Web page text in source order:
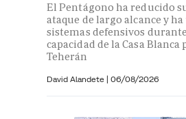
El Pentágono ha reducido
ataque de largo alcance y ha
sistemas defensivos
capacidad de la Casa
Teherán
David Alandete | 06/08/2026